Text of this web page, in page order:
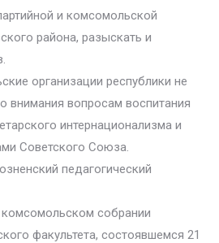
и комсомольской
района, разыскать и
организации республики не
вопросам воспитания
интернационализма и
Советского Союза.
педагогический
собрании
факультета, состоявшемся 21